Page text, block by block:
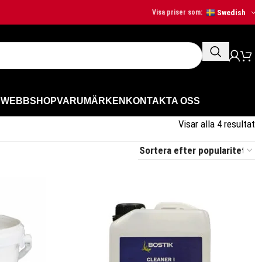
Visa priser som: Swedish
WEBBSHOPVARUMÄRKEN KONTAKTA OSS
Visar alla 4 resultat